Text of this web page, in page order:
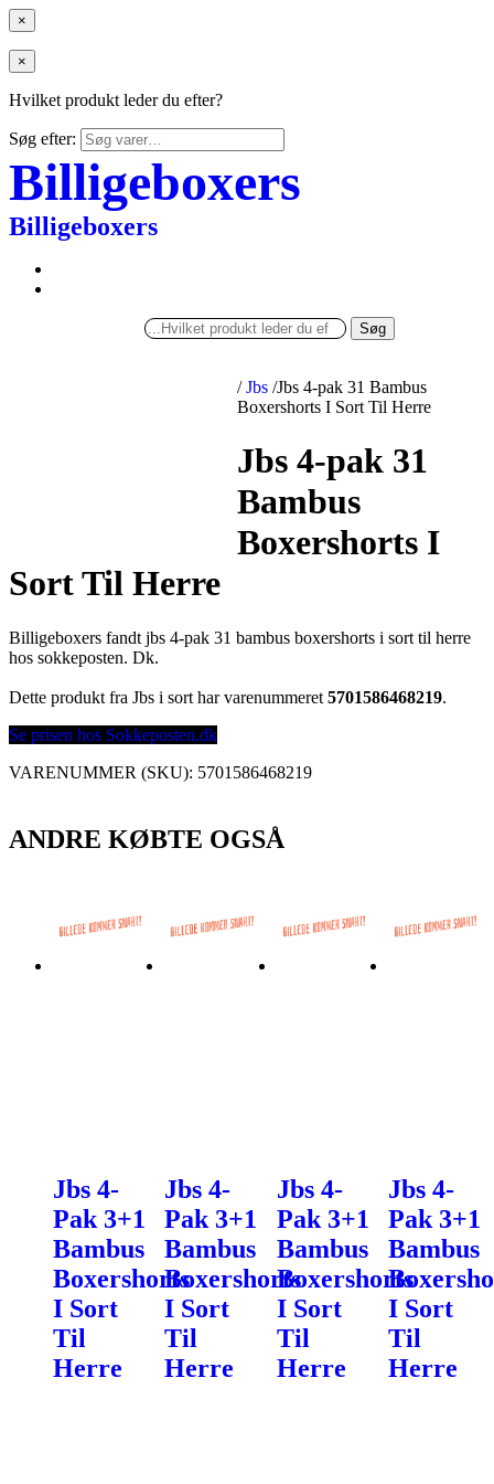
×
×
Hvilket produkt leder du efter?
Søg efter:
Billigeboxers
Billigeboxers
Søg
/ Jbs /Jbs 4-pak 31 Bambus
Boxershorts I Sort Til Herre
Jbs 4-pak 31
Bambus
Boxershorts I
Sort Til Herre
Billigeboxers fandt jbs 4-pak 31 bambus boxershorts i sort til herre
hos sokkeposten. Dk.
Dette produkt fra Jbs i sort har varenummeret 5701586468219.
Se prisen hos Sokkeposten.dk
VARENUMMER (SKU): 5701586468219
ANDRE KØBTE OGSÅ
Jbs 4-
Pak 3+1
Bambus
Boxershorts
I Sort
Til
Herre
Jbs 4-
Pak 3+1
Bambus
Boxershorts
I Sort
Til
Herre
Jbs 4-
Pak 3+1
Bambus
Boxershorts
I Sort
Til
Herre
Jbs 4-
Pak 3+1
Bambus
I Sort
Til
Herre